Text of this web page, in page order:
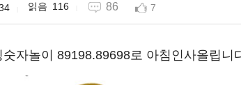
116 86 7
자놀이 89198.89698로 아침인사올립니